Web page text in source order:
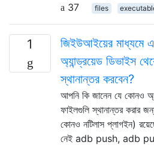
37
files
1
জিইউআইয়ের মাধ্যমে
অ্যান্ড্রয়েড ডিভাইস
স্থানান্তর করবেন?
আপনি কি জানেন যে কোনও
ফাইলগুলি স্থানান্তর করার
কোনও নটিলাস প্লাগইন)
নেই adb push, adb